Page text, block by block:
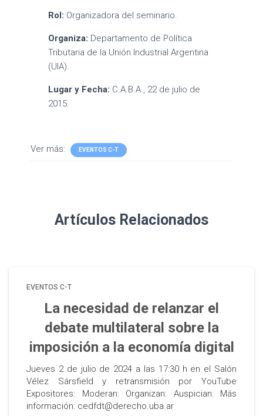
Rol: Organizadora del seminario.
Organiza: Departamento de Política
Tributaria de la Unión Industrial Argentina
(UIA).
Lugar y Fecha: C.A.B.A., 22 de julio de
2015.
Ver más: EVENTOS C-T
Artículos Relacionados
EVENTOS C-T
La necesidad de relanzar el
debate multilateral sobre la
imposición a la economía digital
Jueves 2 de julio de 2024 a las 17:30 h en el Salón
Vélez Sársfield y retransmisión por YouTube
Expositores: Moderan: Organizan: Auspician: Más
información: cedfdt@derecho.uba.ar